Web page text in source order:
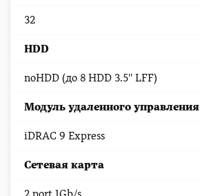
32
HDD
noHDD (до 8 HDD 3.5'' LFF)
Модуль удаленного управления
iDRAC 9 Express
Сетевая карта